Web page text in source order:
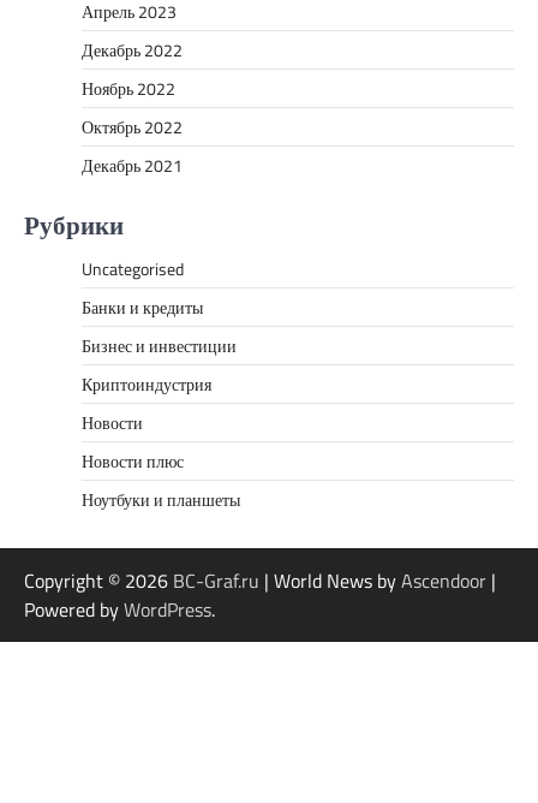
Апрель 2023
Декабрь 2022
Ноябрь 2022
Октябрь 2022
Декабрь 2021
Рубрики
Uncategorised
Банки и кредиты
Бизнес и инвестиции
Криптоиндустрия
Новости
Новости плюс
Ноутбуки и планшеты
Copyright © 2026 BC-Graf.ru | World News byAscendoor |
Powered byWordPress.